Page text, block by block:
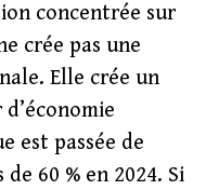
concentrée sur
crée pas une
Elle crée un
est passée de
de 60 % en 2024. Si